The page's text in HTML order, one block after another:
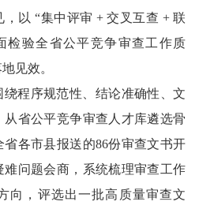
以 “集中评审 + 交叉互查 + 联
检验全省公平竞争审查工作质
见效。
绕程序规范性、结论准确性、文
省公平竞争审查人才库遴选骨
各市县报送的86份审查文书开
难问题会商，系统梳理审查工作
向，评选出一批高质量审查文